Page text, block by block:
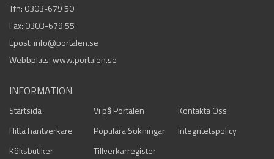
Tfn: 0303-679 50
Fax: 0303-679 55
Epost: info@portalen.se
Webbplats: www.portalen.se
INFORMATION
Startsida Vi på Portalen
Kontakta Oss
Hitta hantverkare
Populära Sökningar
Integritetspolicy
Köksbutiker
Tillverkarregister